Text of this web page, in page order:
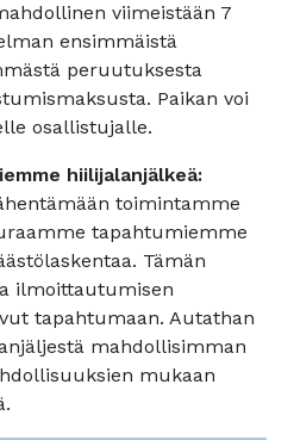
viimeistään 7
ensimmäistä
peruutuksesta
Paikan voi
osallistujalle.
hiilijalanjälkeä:
toimintamme
tapahtumiemme
Tämän
ilmoittautumisen
tapahtumaan. Autathan
mahdollisimman
mukaan